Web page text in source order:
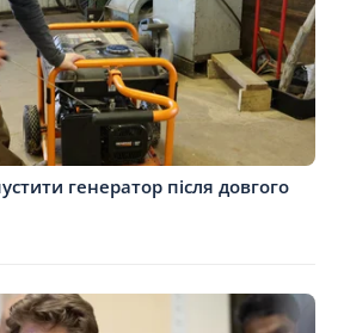
генератор після довгого